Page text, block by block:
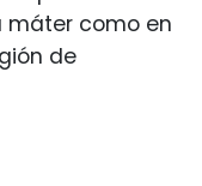
máter como en
de